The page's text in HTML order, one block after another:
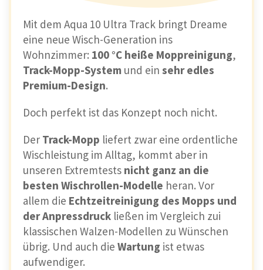
Mit dem Aqua 10 Ultra Track bringt Dreame
eine neue Wisch-Generation ins
Wohnzimmer: 100 °C heiße Moppreinigung,
Track-Mopp-System und ein sehr edles
Premium-Design.
Doch perfekt ist das Konzept noch nicht.
Der Track-Mopp liefert zwar eine ordentliche
Wischleistung im Alltag, kommt aber in
unseren Extremtests nicht ganz an die
besten Wischrollen-Modelle heran. Vor
allem die Echtzeitreinigung des Mopps und
der Anpressdruck ließen im Vergleich zui
klassischen Walzen-Modellen zu Wünschen
übrig. Und auch die Wartung ist etwas
aufwendiger.